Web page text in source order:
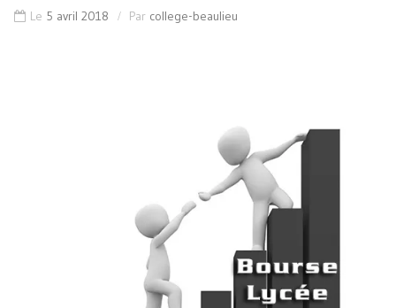
Le 5 avril 2018 Par college-beaulieu